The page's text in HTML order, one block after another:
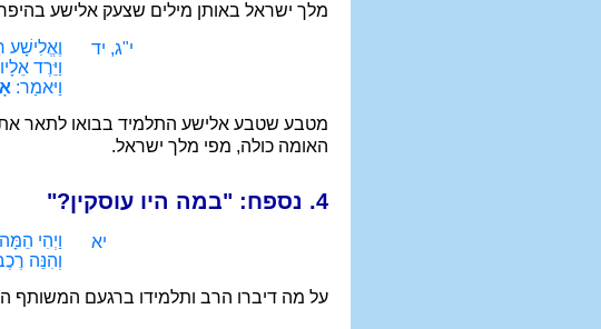
מלך ישראל באותן מילים שצעק אלישע
י"ג, יד
וֶאֱלִישָׁע
וַיֵּרֶד
וַיּאמַר:
מטבע שטבע אלישע התלמיד בבואו לתאר את
האומה כולה, מפי מלך ישראל.
4. נספח: "במה היו עוסקין?"
יא וַיְהִי הֵמָּה
וְהִנֵּה
על מה דיברו הרב ותלמידו ברגעם המשותף